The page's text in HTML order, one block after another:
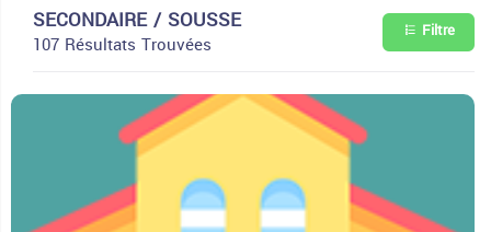
SECONDAIRE / SOUSSE
107 Résultats Trouvées Filtre